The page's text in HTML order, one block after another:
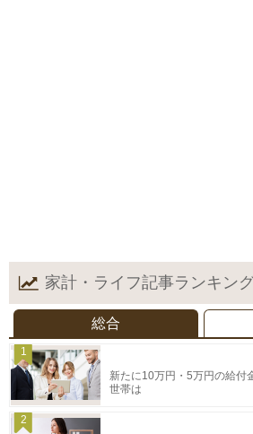
家計・ライフ記事ランキン
総合
1
新たに10万円・5万円の給付
世帯は
2